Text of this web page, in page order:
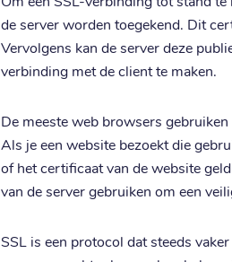
de server worden toegekend. Dit
Vervolgens kan de server deze
verbinding met de client te maken.
De meeste web browsers
Als je een website bezoekt die
of het certificaat van de website
van de server gebruiken om een
SSL is een protocol dat steeds